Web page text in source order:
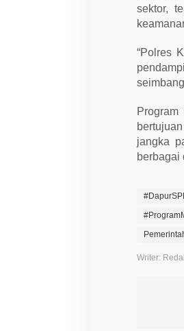
sektor,
“Polres
jangka
berbagai
Writer: